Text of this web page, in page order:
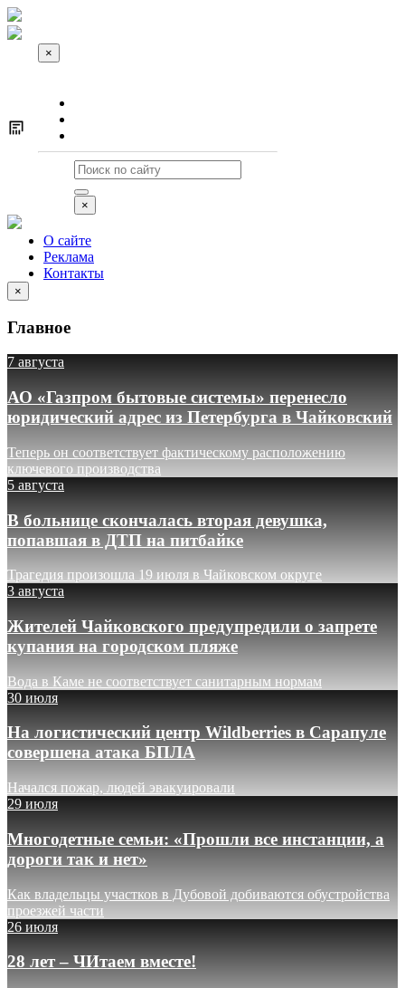
×
×
О сайте
Реклама
Контакты
×
Главное
7 августа
АО «Газпром бытовые системы» перенесло
юридический адрес из Петербурга в Чайковский
Теперь он соответствует фактическому расположению
ключевого производства
5 августа
В больнице скончалась вторая девушка,
попавшая в ДТП на питбайке
Трагедия произошла 19 июля в Чайковском округе
3 августа
Жителей Чайковского предупредили о запрете
купания на городском пляже
Вода в Каме не соответствует санитарным нормам
30 июля
На логистический центр Wildberries в Сарапуле
совершена атака БПЛА
Начался пожар, людей эвакуировали
29 июля
Многодетные семьи: «Прошли все инстанции, а
дороги так и нет»
Как владельцы участков в Дубовой добиваются обустройства
проезжей части
26 июля
28 лет – ЧИтаем вместе!